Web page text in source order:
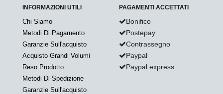
INFORMAZIONI UTILI
Chi Siamo
Metodi Di Pagamento
Garanzie Sull'acquisto
Acquisto Grandi Volumi
Reso Prodotto
Metodi Di Spedizione
Garanzie Sull'acquisto
PAGAMENTI ACCETTATI
Bonifico
Postepay
Contrassegno
Paypal
Paypal express